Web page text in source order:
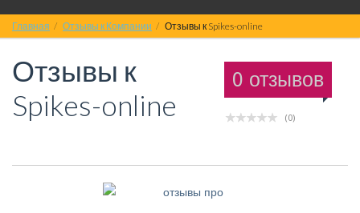
Спорт Фильмы Деньги Путешествия
Красота Здоровье
Главная Отзывы к Компании Отзывы к Spikes-online
0 отзывов
(0)
Отзывы к
Spikes-online